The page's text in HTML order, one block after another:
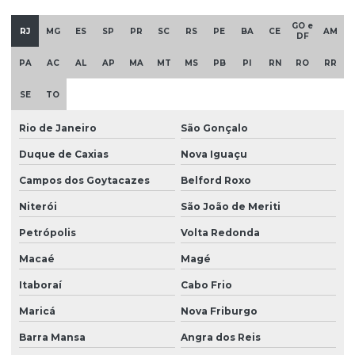
Estação de tratamento de água eta orçamento
Estação de tratamento de água eta orçamento sc
Estação de tratamento de água preço
Estação de tratamento de água residual
Estação de tratamento de água para reuso
Estação de tratamento de águas pluviais
Estação de tratamento de águas residuais industriais
Estação de tratamento de efluente industrial
RJ MG ES SP PR SC RS PE BA CE
GO e
DF
AM
PA AC AL AP MA MT MS PB PI RN RO RR
SE TO
Rio de Janeiro São Gonçalo
Duque de Caxias Nova Iguaçu
Campos dos Goytacazes Belford Roxo
Niterói São João de Meriti
Petrópolis Volta Redonda
Macaé Magé
Itaboraí Cabo Frio
Maricá Nova Friburgo
Barra Mansa Angra dos Reis